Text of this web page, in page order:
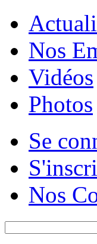
Nos
Vidéos
Photos
Se
Nos